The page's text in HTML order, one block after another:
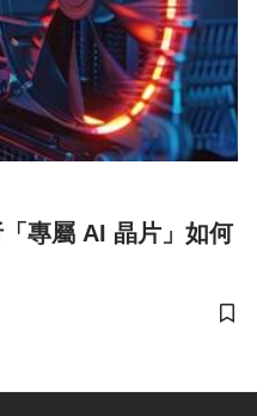
專屬 AI 晶片」如何
儲